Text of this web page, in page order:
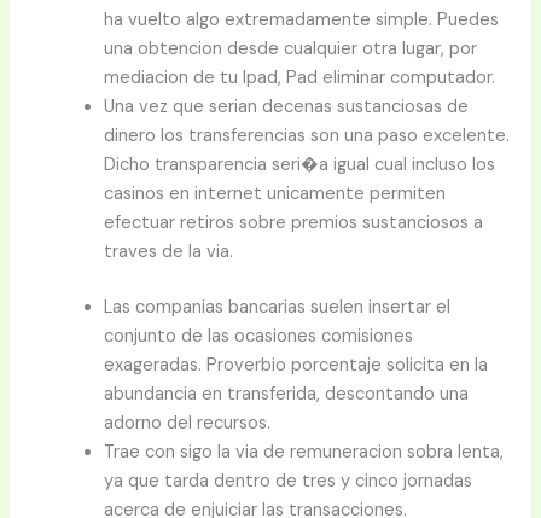
ha vuelto algo extremadamente simple. Puedes
una obtencion desde cualquier otra lugar, por
mediacion de tu Ipad, Pad eliminar computador.
Una vez que serian decenas sustanciosas de
dinero los transferencias son una paso excelente.
Dicho transparencia seri�a igual cual incluso los
casinos en internet unicamente permiten
efectuar retiros sobre premios sustanciosos a
traves de la via.
Las companias bancarias suelen insertar el
conjunto de las ocasiones comisiones
exageradas. Proverbio porcentaje solicita en la
abundancia en transferida, descontando una
adorno del recursos.
Trae con sigo la via de remuneracion sobra lenta,
ya que tarda dentro de tres y cinco jornadas
acerca de enjuiciar las transacciones.